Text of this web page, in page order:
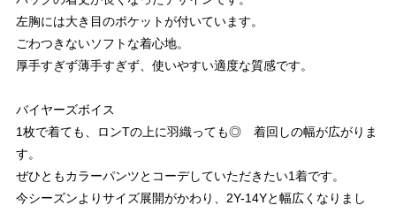
左胸には大き目のポケットが付いています。
ごわつきないソフトな着心地。
厚手すぎず薄手すぎず、使いやすい適度な質感です。
バイヤーズボイス
1枚で着ても、ロンTの上に羽織っても◎ 着回しの幅が広がりま
す。
ぜひともカラーパンツとコーデしていただきたい1着です。
今シーズンよりサイズ展開がかわり、2Y-14Yと幅広くなりまし